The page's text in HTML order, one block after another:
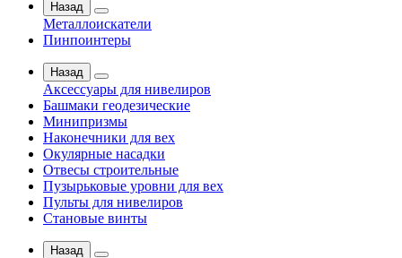
Назад
Металлоискатели
Пинпоинтеры
Назад
Аксессуары для нивелиров
Башмаки геодезические
Минипризмы
Наконечники для вех
Окулярные насадки
Отвесы строительные
Пузырьковые уровни для вех
Пульты для нивелиров
Становые винты
Назад